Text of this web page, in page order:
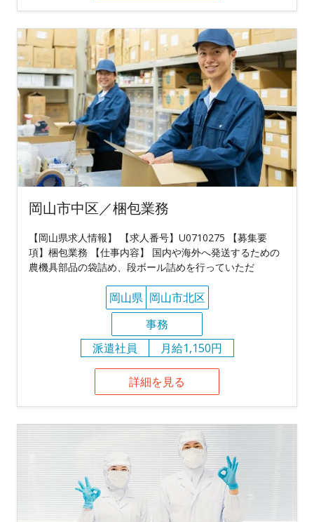
岡山市中区／梱包業務
【岡山県求人情報】 【求人番号】U0710275 【募集要
項】梱包業務 【仕事内容】 国内や海外へ発送するための
農機具部品の袋詰め、段ボール詰めを行っていただ
岡山県 岡山市北区
事務
派遣社員
月給1,150円
詳細を見る